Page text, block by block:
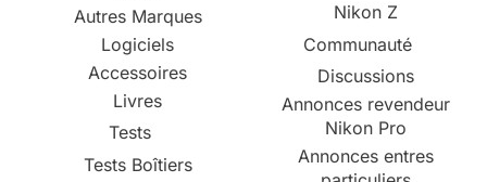
Autres Marques
Logiciels
Accessoires
Livres
Tests
Tests Boîtiers
Nikon Z
Communauté
Discussions
Annonces revendeur
Nikon Pro
Annonces entres